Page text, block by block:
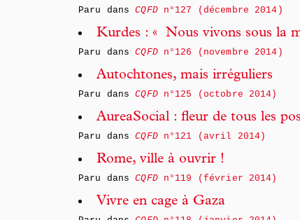
Paru dansCQFDn°127 (décembre 2014)
Kurdes : « Nous vivons sous la
Paru dansCQFDn°126 (novembre 2014)
Autochtones, mais irréguliers
Paru dansCQFDn°125 (octobre 2014)
AureaSocial : fleur de tous les
Paru dansCQFDn°121 (avril 2014)
Rome, ville à ouvrir !
Paru dansCQFDn°119 (février 2014)
Vivre en cage à Gaza